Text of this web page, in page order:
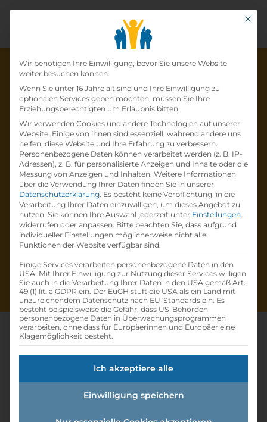
Die Lehrstelle wurde schon
besetzt!
Die LehrstelleReisebüroassistent (m/w/d) -
Lehrebei VERKEHRSBUERO TRAVEL - Ruefa
ist schonbesetzt.
Firmenprofil besuchen
Andere Lehrstelle suchen
Reisebüroassistent (m/w/d) -
Mit
Datenschutz-
Wir benötigen Ihre Einwilligung, bevor Sie unsere Website
weiter besuchen können.
Wenn Sie unter 16 Jahre alt sind und Ihre Einwilligung zu
optionalen Services geben möchten, müssen Sie Ihre
Erziehungsberechtigten um Erlaubnis bitten.
Wir verwenden Cookies und andere Technologien auf unserer
Website. Einige von ihnen sind essenziell, während andere uns
helfen, diese Website und Ihre Erfahrung zu verbessern.
Personenbezogene Daten können verarbeitet werden (z. B. IP-
Adressen), z. B. für personalisierte Anzeigen und Inhalte oder die
Messung von Anzeigen und Inhalten. Weitere Informationen
über die Verwendung Ihrer Daten finden Sie in unserer
Datenschutzerklärung. Es besteht keine Verpflichtung, in die
Verarbeitung Ihrer Daten einzuwilligen, um dieses Angebot zu
nutzen. Sie können Ihre Auswahl jederzeit unter Einstellungen
widerrufen oder anpassen. Bitte beachten Sie, dass aufgrund
individueller Einstellungen möglicherweise nicht alle
Funktionen der Website verfügbar sind.
Einige Services verarbeiten personenbezogene Daten in den
USA. Mit Ihrer Einwilligung zur Nutzung dieser Services willigen
Sie auch in die Verarbeitung Ihrer Daten in den USA gemäß Art.
49 (1) lit. a GDPR ein. Der EuGH stuft die USA als ein Land mit
unzureichendem Datenschutz nach EU-Standards ein. Es
besteht beispielsweise die Gefahr, dass US-Behörden
personenbezogene Daten in Überwachungsprogrammen
verarbeiten, ohne dass für Europäerinnen und Europäer eine
Klagemöglichkeit besteht.
Ich akzeptiere alle
Einwilligung speichern